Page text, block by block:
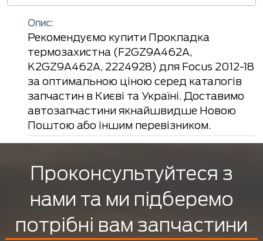
Опис:
Рекомендуємо купити Прокладка
термозахистна (F2GZ9A462A,
K2GZ9A462A, 2224928) для Focus 2012-18
за оптимальною ціною серед каталогів
запчастин в Києві та Україні. Доставимо
автозапчастини якнайшвидше Новою
Поштою або іншим перевізником.
Проконсультуйтеся з
нами та ми підберемо
потрібні вам запчастини